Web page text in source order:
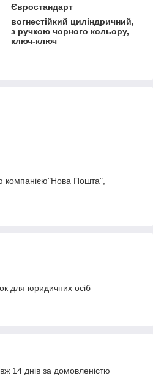
Євростандарт
вогнестійкий циліндричний,
з ручкою чорного кольору,
ключ-ключ
компанією"Нова Пошта",
для юридичних осіб
14 днів за домовленістю